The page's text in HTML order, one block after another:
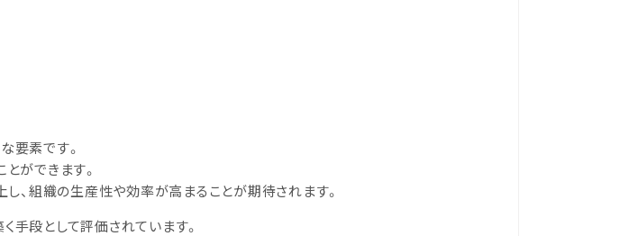
要素です。
ができます。
、組織の生産性や効率が高まることが期待されます。
段として評価されています。